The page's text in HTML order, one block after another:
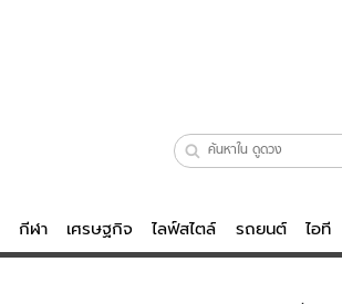
กีฬา เศรษฐกิจ ไลฟ์สไตล์ รถยนต์ ไอที